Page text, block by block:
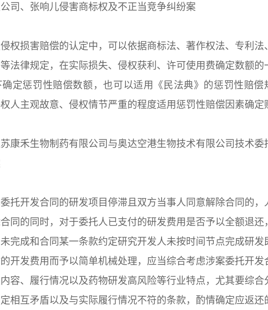
司、张响儿侵害商标权及不正当竞争纠纷案
损害赔偿的认定中，可以依据商标法、著作权法、专利法、
法律规定，在实际损失、侵权获利、许可使用费确定数额的
定惩罚性赔偿数额，也可以适用《民法典》的惩罚性赔偿
人主观故意、侵权情节严重的程度适用惩罚性赔偿因素确定
禾生物制药有限公司与奥达空港生物技术有限公司技术委
开发合同的研发项目停滞且双方当事人同意解除合同的，
同的同时，对于委托人已支付的研发费用是否予以全额退还，
完成和合同某一条款约定研究开发人未按时间节点完成研发
开发费用而予以简单机械处理，应当综合考虑涉案委托开发
容、履行情况以及药物研发高风险等行业特点，尤其要综合
相互矛盾以及与实际履行情况不符的条款，酌情确定应返还